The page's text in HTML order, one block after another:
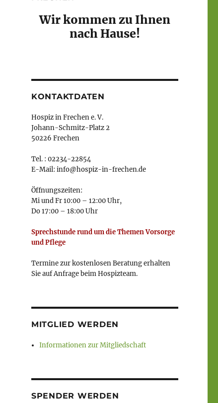
Wir kommen zu Ihnen
nach Hause!
KONTAKTDATEN
Hospiz in Frechen e. V.
Johann-Schmitz-Platz 2
50226 Frechen
Tel. : 02234-22854
E-Mail: info@hospiz-in-frechen.de
Öffnungszeiten:
Mi und Fr 10:00 – 12:00 Uhr,
Do 17:00 – 18:00 Uhr
Sprechstunde rund um die Themen Vorsorge
und Pflege
Termine zur kostenlosen Beratung erhalten
Sie auf Anfrage beim Hospizteam.
MITGLIED WERDEN
Informationen zur Mitgliedschaft
SPENDER WERDEN